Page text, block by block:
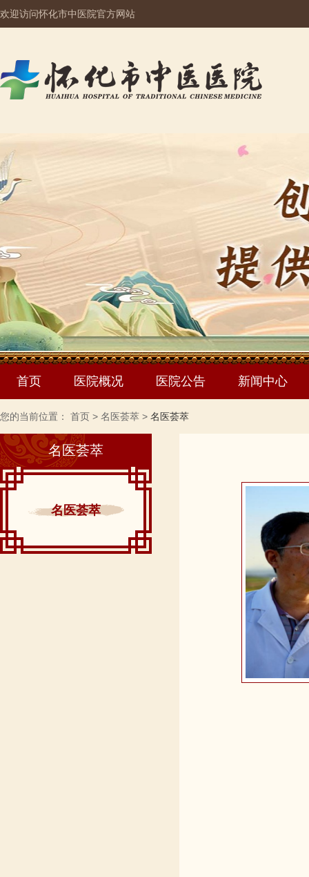
欢迎访问怀化市中医院官方网站
首页 医院概况 医院公告 新闻中心
您的当前位置： 首页 > 名医荟萃 > 名医荟萃
名医荟萃
名医荟萃